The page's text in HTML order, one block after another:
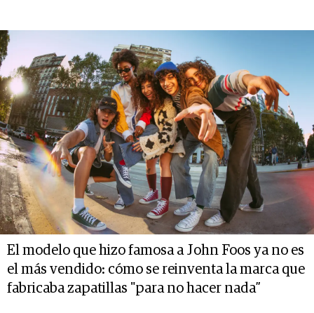
El modelo que hizo famosa a John Foos ya no es
el más vendido: cómo se reinventa la marca que
fabricaba zapatillas "para no hacer nada”